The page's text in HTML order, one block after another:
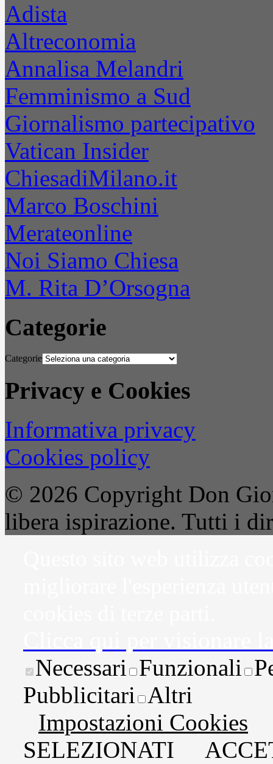
Adista
Altreconomia
Annalisa Melandri
Femminismo a Sud
Giornalismo partecipativo
Vatican Insider
ChiesadiMilano.it
Marco Boschini
Merateonline
Noi Siamo Chiesa
M. Rita D’Orsogna
Categorie
Categorie
Privacy e Cookies
Informativa privacy
Cookies policy
© 2026 Copyright Don
libera ispirazione. Tutti i
Necessari Funzionali
Pubblicitari Altri
Impostazioni Cookies
SELEZIONATI